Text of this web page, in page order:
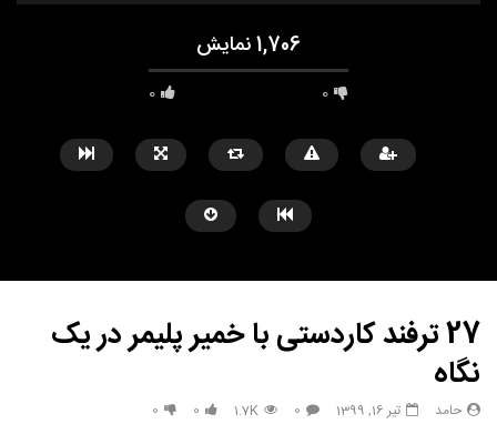
1,706 نمایش
0 0
27 ترفند کاردستی با خمیر پلیمر در یک
نگاه
حامد تیر 16, 1399 0
1.7K
0
0